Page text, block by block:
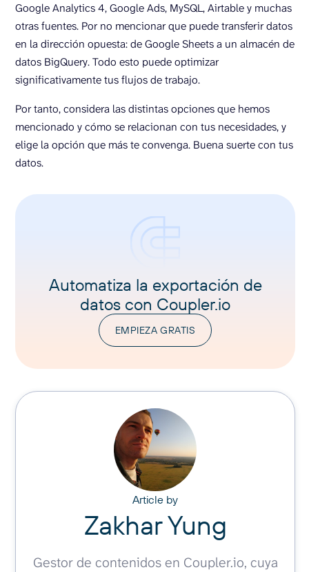
Google Analytics 4, Google Ads, MySQL, Airtable y muchas
otras fuentes. Por no mencionar que puede transferir datos
en la dirección opuesta: de Google Sheets a un almacén de
datos BigQuery. Todo esto puede optimizar
significativamente tus flujos de trabajo.
Por tanto, considera las distintas opciones que hemos
mencionado y cómo se relacionan con tus necesidades, y
elige la opción que más te convenga. Buena suerte con tus
datos.
Automatiza la exportación de
datos con Coupler.io
EMPIEZA GRATIS
Article by
Zakhar Yung
Gestor de contenidos en Coupler.io, cuya